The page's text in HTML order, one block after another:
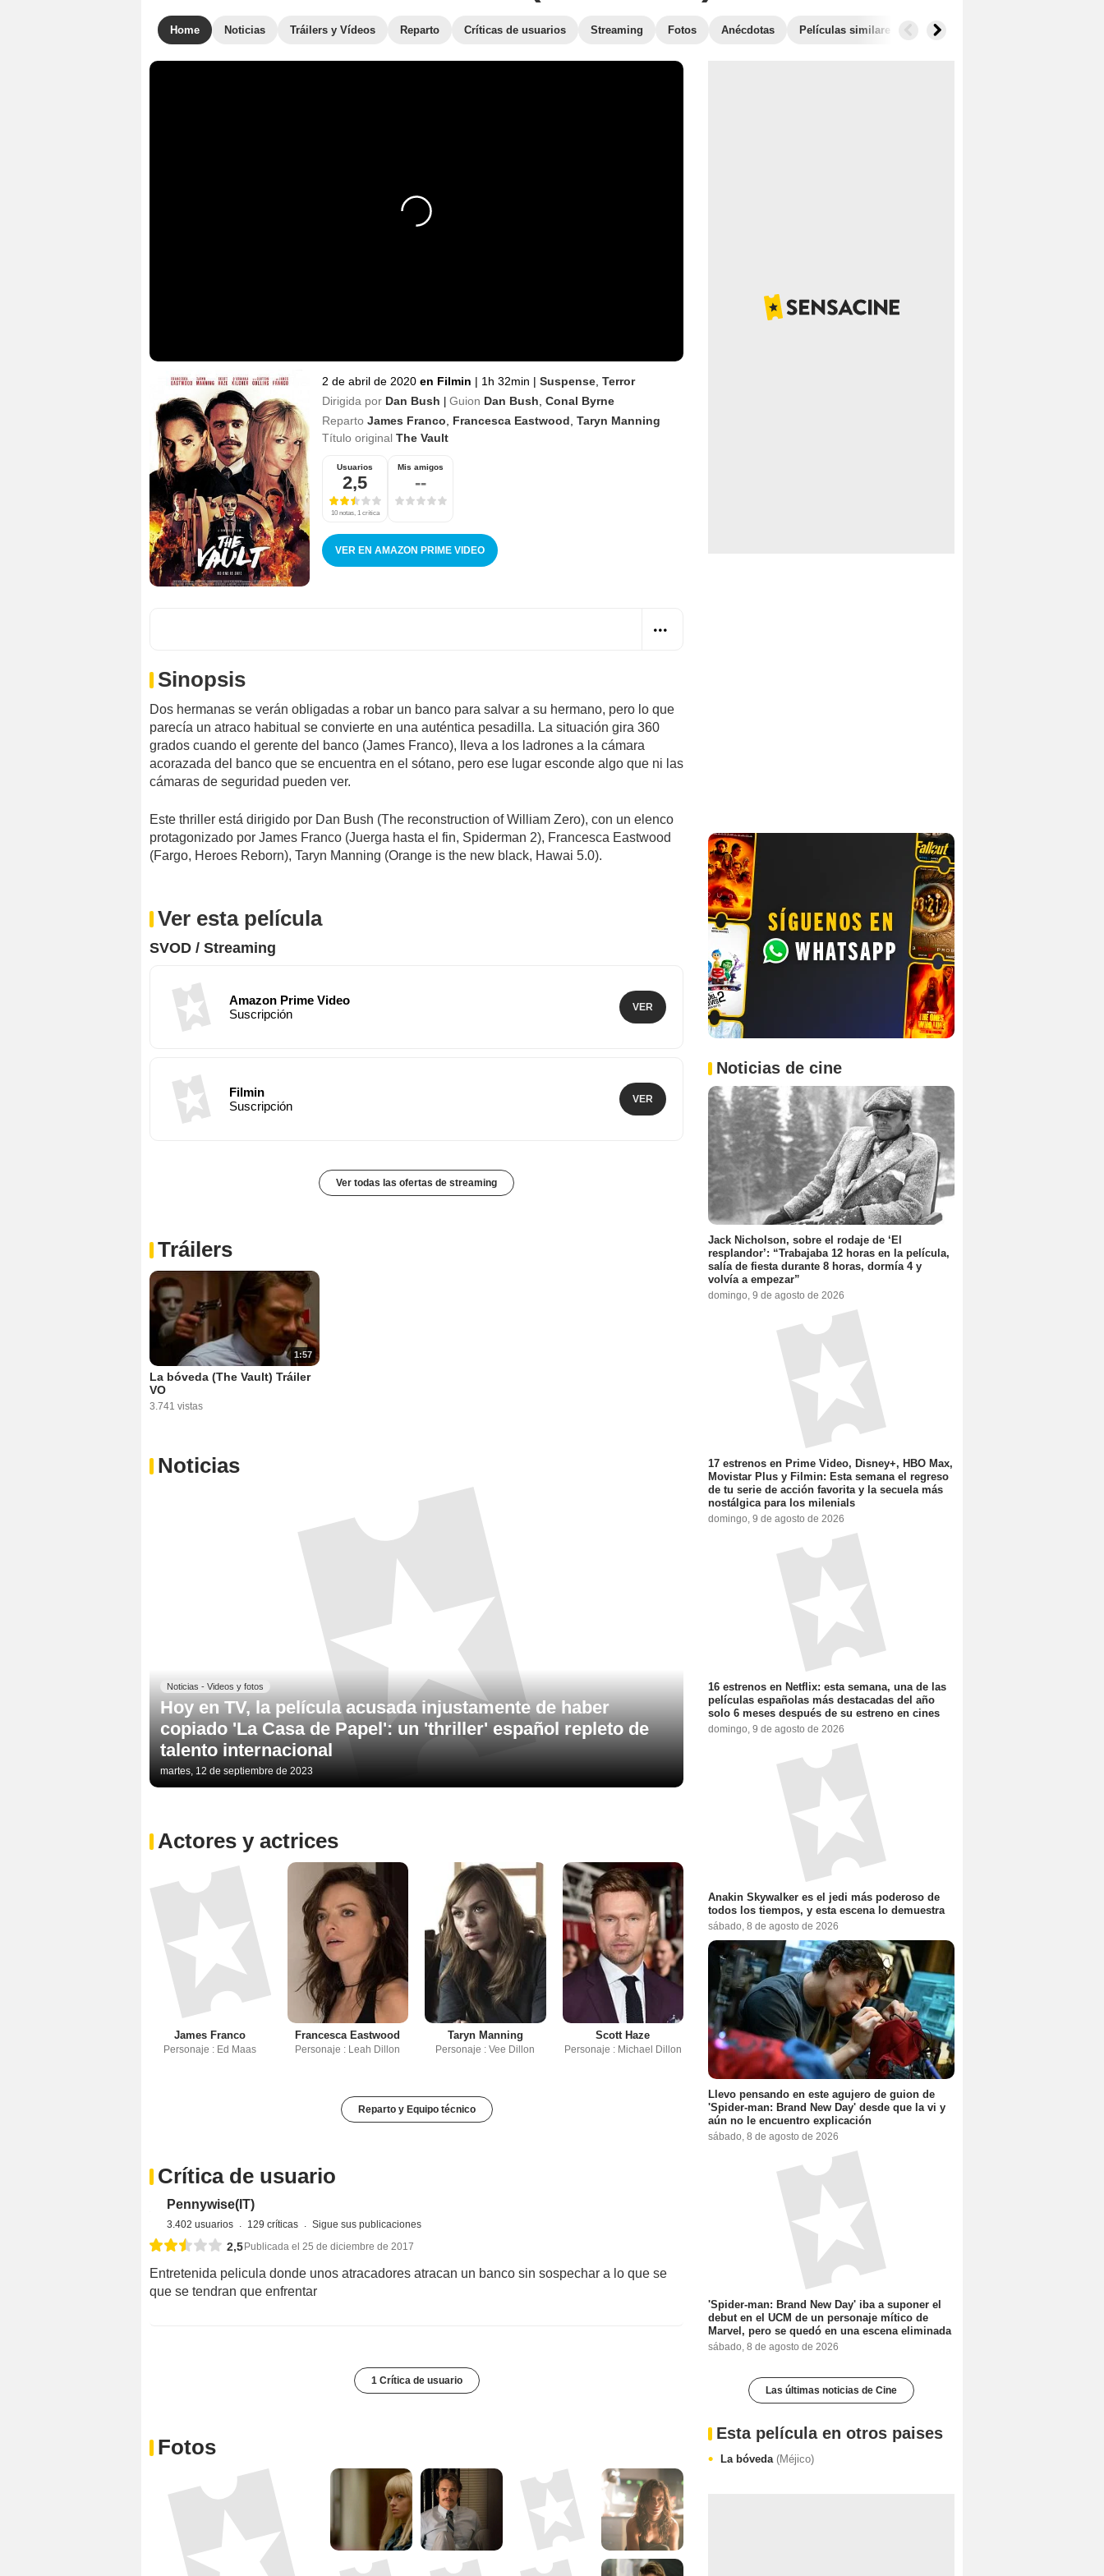
Home Noticias Tráilers y Vídeos Reparto Críticas de usuarios Streaming Fotos Anécdotas Películas similares
2 de abril de 2020 en Filmin | 1h 32min | Suspense Terror
Dirigida por Dan Bush | Guion Dan Bush Conal Byrne
Reparto James Franco Francesca Eastwood Taryn Manning
Título original The Vault
Usuarios
2,5
10 notas, 1 crítica
Mis amigos
--
VER EN AMAZON PRIME VIDEO
Sinopsis
Dos hermanas se verán obligadas a robar un banco para salvar a su hermano, pero lo que
parecía un atraco habitual se convierte en una auténtica pesadilla. La situación gira 360
grados cuando el gerente del banco (James Franco), lleva a los ladrones a la cámara
acorazada del banco que se encuentra en el sótano, pero ese lugar esconde algo que ni las
cámaras de seguridad pueden ver.
Este thriller está dirigido por Dan Bush (The reconstruction of William Zero), con un elenco
protagonizado por James Franco (Juerga hasta el fin, Spiderman 2), Francesca Eastwood
(Fargo, Heroes Reborn), Taryn Manning (Orange is the new black, Hawai 5.0).
Ver esta película
SVOD / Streaming
Amazon Prime Video
Suscripción
VER
Filmin
Suscripción
VER
Ver todas las ofertas de streaming
Tráilers
1:57
La bóveda (The Vault) Tráiler
VO
3.741 vistas
Noticias
Noticias - Videos y fotos
Hoy en TV, la película acusada injustamente de haber
copiado 'La Casa de Papel': un 'thriller' español repleto de
talento internacional
martes, 12 de septiembre de 2023
Actores y actrices
James Franco
Personaje : Ed Maas
Francesca Eastwood
Personaje : Leah Dillon
Taryn Manning
Personaje : Vee Dillon
Scott Haze
Personaje : Michael Dillon
Reparto y Equipo técnico
Crítica de usuario
Pennywise(IT)
3.402 usuarios 129 críticas Sigue sus publicaciones
2,5 Publicada el 25 de diciembre de 2017
Entretenida pelicula donde unos atracadores atracan un banco sin sospechar a lo que se
que se tendran que enfrentar
1 Crítica de usuario
Fotos
Noticias de cine
Jack Nicholson, sobre el rodaje de ‘El
resplandor’: “Trabajaba 12 horas en la película,
salía de fiesta durante 8 horas, dormía 4 y
volvía a empezar”
domingo, 9 de agosto de 2026
17 estrenos en Prime Video, Disney+, HBO Max,
Movistar Plus y Filmin: Esta semana el regreso
de tu serie de acción favorita y la secuela más
nostálgica para los milenials
domingo, 9 de agosto de 2026
16 estrenos en Netflix: esta semana, una de las
películas españolas más destacadas del año
solo 6 meses después de su estreno en cines
domingo, 9 de agosto de 2026
Anakin Skywalker es el jedi más poderoso de
todos los tiempos, y esta escena lo demuestra
sábado, 8 de agosto de 2026
Llevo pensando en este agujero de guion de
'Spider-man: Brand New Day' desde que la vi y
aún no le encuentro explicación
sábado, 8 de agosto de 2026
'Spider-man: Brand New Day' iba a suponer el
debut en el UCM de un personaje mítico de
Marvel, pero se quedó en una escena eliminada
sábado, 8 de agosto de 2026
Las últimas noticias de Cine
Esta película en otros paises
La bóveda (Méjico)